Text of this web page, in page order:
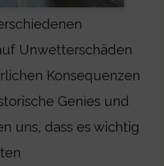
Unwetterschäden
Konsequenzen
Genies und
uns, dass es wichtig